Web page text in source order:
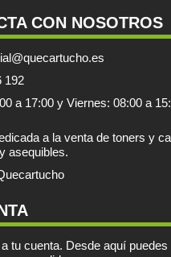
CON NOSOTROS
192
a 17:00 y Viernes: 08:00 a
a la venta de toners y
asequibles.
tu cuenta. Desde aquí